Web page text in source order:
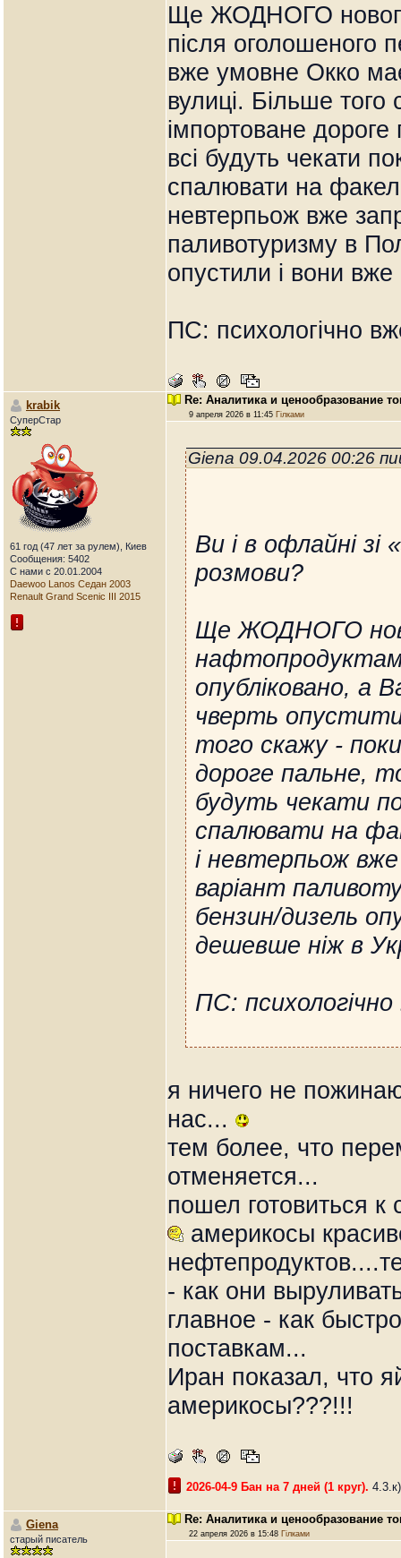
Ще ЖОДНОГО
після оголошеного
вже умовне Окко
вулиці. Більше
імпортоване
всі будуть чекати
спалювати на
невтерпьож вже
паливотуризму в
опустили і вони
ПС: психологічно
krabik
СуперСтар
61 год (47 лет за рулем), Киев
Сообщения: 5402
С нами с 20.01.2004
Daewoo Lanos Седан 2003
Renault Grand Scenic III 2015
Re: Аналитика и ценообразование
9 апреля 2026 в 11:45 Гілками
Giena 09.04.2026 00:26
Ви і в офлайні
розмови?
Ще ЖОДНОГО
нафтопродуктам
опубліковано, а
чверть опустити
того скажу -
дороге пальне,
будуть чекати
спалювати на
і невтерпьож
варіант
бензин/дизель
дешевше ніж в
ПС:
я ничего не
нас...
тем более, что
отменяется...
пошел готовиться
америкосы
- как они
главное - как
поставкам...
Иран показал, что
америкосы???!!!
2026-04-9 Бан на 7 дней (1 круг).
Giena
старый писатель
Re: Аналитика и ценообразование
22 апреля 2026 в 15:48 Гілками